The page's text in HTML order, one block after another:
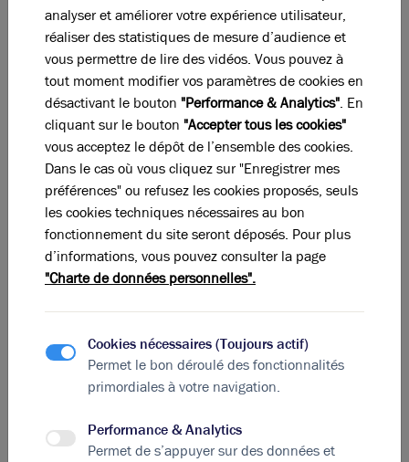
Ces offres peuvent vous intéresser !
A louer - Bâtiment d'activité au sein d'un parc
d'activité récent - Corbas
90€ m²/an HT HC
analyser et améliorer votre expérience utilisateur,
réaliser des statistiques de mesure d’audience et
vous permettre de lire des vidéos. Vous pouvez à
tout moment modifier vos paramètres de cookies en
désactivant le bouton "Performance & Analytics". En
cliquant sur le bouton "Accepter tous les cookies"
vous acceptez le dépôt de l’ensemble des cookies.
Dans le cas où vous cliquez sur "Enregistrer mes
préférences" ou refusez les cookies proposés, seuls
les cookies techniques nécessaires au bon
fonctionnement du site seront déposés. Pour plus
d’informations, vous pouvez consulter la page
"Charte de données personnelles".
Cookies nécessaires (Toujours actif)
Permet le bon déroulé des fonctionnalités
primordiales à votre navigation.
Performance & Analytics
Permet de s’appuyer sur des données et